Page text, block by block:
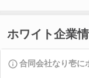
ホワイト企業
合同会社なり壱に